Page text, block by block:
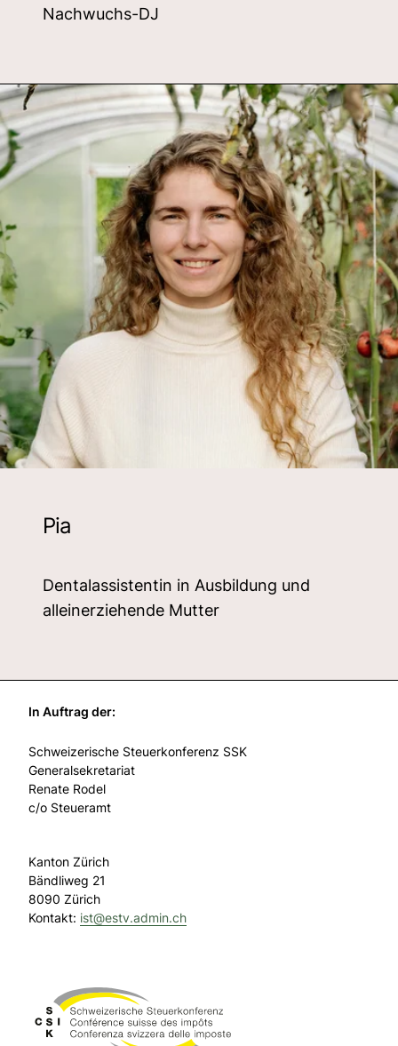
Nachwuchs-DJ
Pia
Dentalassistentin in Ausbildung und
alleinerziehende Mutter
In Auftrag der:
Schweizerische Steuerkonferenz SSK
Generalsekretariat
Renate Rodel
c/o Steueramt
Kanton Zürich
Bändliweg 21
8090 Zürich
Kontakt: ist@estv.admin.ch